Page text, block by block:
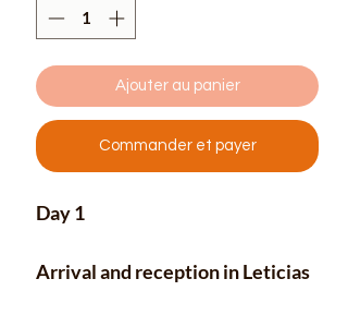
Ajouter au panier
Commander et payer
Day 1
Arrival and reception in Leticias